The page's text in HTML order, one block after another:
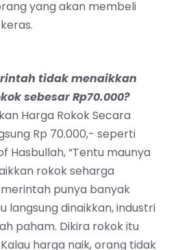
yang akan membeli
tidak menaikkan
sebesar Rp70.000?
Harga Rokok Secara
Rp 70.000,- seperti
Hasbullah, “Tentu maunya
rokok seharga
punya banyak
langsung dinaikkan, industri
paham. Dikira rokok itu
harga naik, orang tidak